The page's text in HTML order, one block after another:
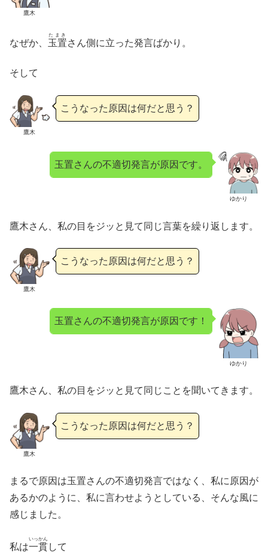
鷹木
なぜか、 玉置
たまき
さん側に立った発言ばかり。
そして
鷹木
こうなった原因は何だと思う？
ゆかり
玉置さんの不適切発言が原因です。
鷹木さん、私の目をジッと見て同じ言葉を繰り返します。
鷹木
こうなった原因は何だと思う？
ゆかり
玉置さんの不適切発言が原因です！
鷹木さん、私の目をジッと見て同じことを聞いてきます。
鷹木
こうなった原因は何だと思う？
まるで原因は玉置さんの不適切発言ではなく、私に原因が
あるかのように、私に言わせようとしている、そんな風に
感じました。
私は一貫
いっかん
して